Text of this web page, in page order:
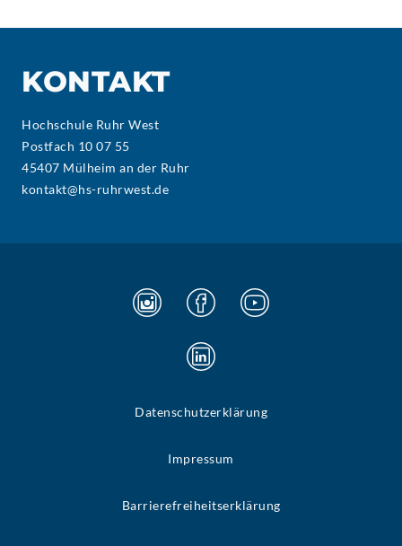
KONTAKT
Hochschule Ruhr West
Postfach 10 07 55
45407 Mülheim an der Ruhr
kontakt@hs-ruhrwest.de
Datenschutzerklärung
Impressum
Barrierefreiheitserklärung